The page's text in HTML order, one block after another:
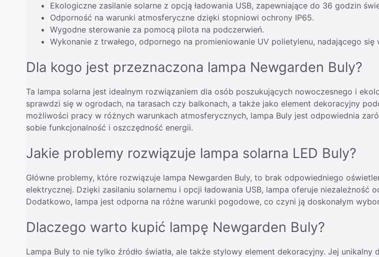
Ekologiczne zasilanie solarne z opcją ładowania USB, zapewniające do 36 godzin
Odporność na warunki atmosferyczne dzięki stopniowi ochrony IP65.
Wygodne sterowanie za pomocą pilota na podczerwień.
Wykonanie z trwałego, odpornego na promieniowanie UV polietylenu, nadającego się
Dla kogo jest przeznaczona lampa Newgarden Buly?
Ta lampa solarna jest idealnym rozwiązaniem dla osób poszukujących nowoczesnego i
sprawdzi się w ogrodach, na tarasach czy balkonach, a także jako element dekoracyjny
możliwości pracy w różnych warunkach atmosferycznych, lampa Buly jest odpowiednia
sobie funkcjonalność i oszczędność energii.
Jakie problemy rozwiązuje lampa solarna LED Buly?
Główne problemy, które rozwiązuje lampa Newgarden Buly, to brak odpowiedniego
elektrycznej. Dzięki zasilaniu solarnemu i opcji ładowania USB, lampa oferuje niezależność
Dodatkowo, lampa jest odporna na różne warunki pogodowe, co czyni ją doskonałym
Dlaczego warto kupić lampę Newgarden Buly?
Lampa Buly to nie tylko źródło światła, ale także stylowy element dekoracyjny. Jej